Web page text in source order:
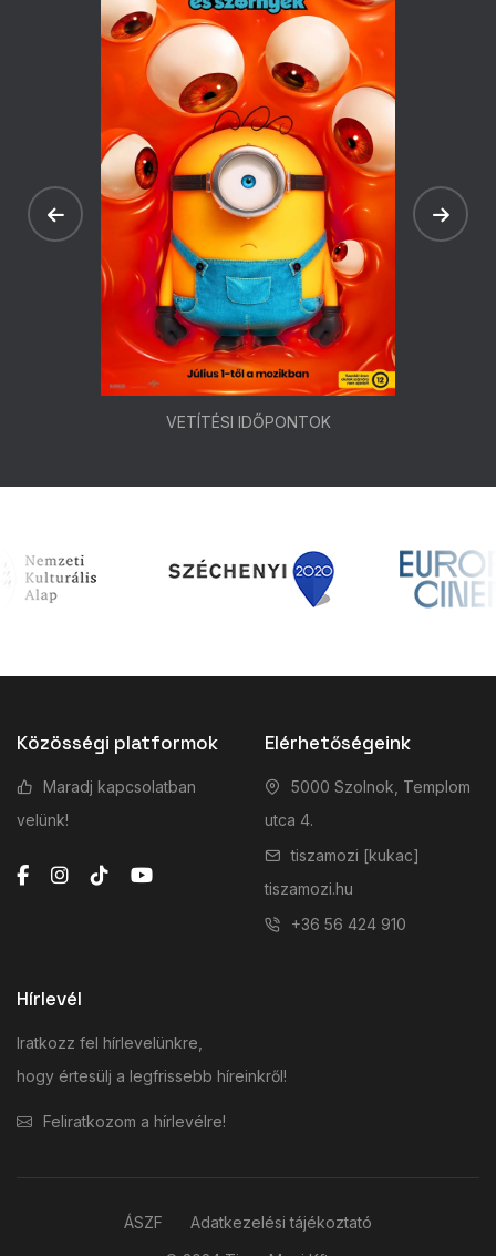
VETÍTÉSI IDŐPONTOK
Közösségi platformok
Maradj kapcsolatban
velünk!
Elérhetőségeink
5000 Szolnok, Templom
utca 4.
tiszamozi [kukac]
tiszamozi.hu
+36 56 424 910
Hírlevél
Iratkozz fel hírlevelünkre,
hogy értesülj a legfrissebb híreinkről!
Feliratkozom a hírlevélre!
ÁSZF Adatkezelési tájékoztató